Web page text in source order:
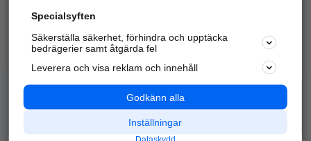
Alla kategorier
Populära sökningar
API & Kartor
Annonsera
Integritet
Nödnummer
Specialsyften
Säkerställa säkerhet, förhindra och upptäcka
bedrägerier samt åtgärda fel
Leverera och visa reklam och innehåll
Godkänn alla
Inställningar
Dataskydd